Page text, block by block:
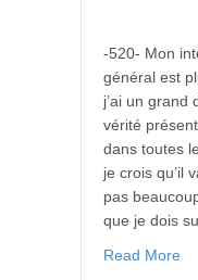
-520- Mon
général est
j’ai un grand
vérité
dans toutes
je crois qu’il
pas
que je dois
Read More